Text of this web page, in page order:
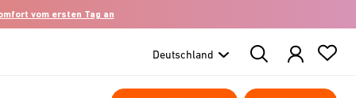
vom ersten Tag an
Search
Products